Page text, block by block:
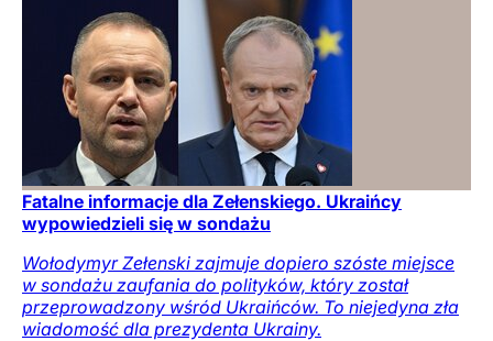
Fatalne informacje dla Zełenskiego. Ukraińcy
wypowiedzieli się w sondażu
Wołodymyr Zełenski zajmuje dopiero szóste miejsce
w sondażu zaufania do polityków, który został
przeprowadzony wśród Ukraińców. To niejedyna zła
wiadomość dla prezydenta Ukrainy.